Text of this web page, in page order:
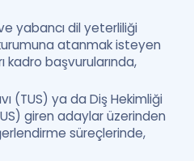
yabancı dil yeterliliği
atanmak isteyen
kadro başvurularında,
(TUS) ya da Diş Hekimliği
giren adaylar üzerinden
süreçlerinde,